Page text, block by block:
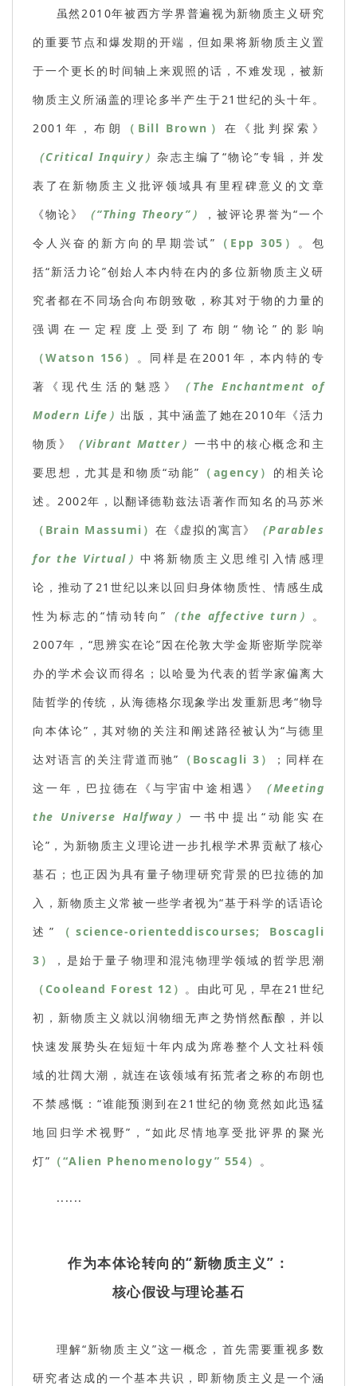
虽然2010年被西方学界普遍视为新物质主义研究
的重要节点和爆发期的开端，但如果将新物质主义置
于一个更长的时间轴上来观照的话，不难发现，被新
物质主义所涵盖的理论多半产生于21世纪的头十年。
2001年，布朗
（Bill Brown） 在《批判探索》
（Critical Inquiry）杂志主编了“物论”专辑，并发
表了在新物质主义批评领域具有里程碑意义的文章
《物论》
（“Thing Theory”）
，被评论界誉为“一个
令人兴奋的新方向的早期尝试” （Epp 305） 。包
括“新活力论”创始人本内特在内的多位新物质主义研
究者都在不同场合向布朗致敬，称其对于物的力量的
强调在一定程度上受到了布朗“物论”的影响
（Watson 156） 。同样是在2001年，本内特的专
著《现代生活的魅惑》
（The Enchantment of
Modern Life） 出版，其中涵盖了她在2010年《活力
物质》
（Vibrant Matter） 一书中的核心概念和主
要思想，尤其是和物质“动能” （agency） 的相关论
述。2002年，以翻译德勒兹法语著作而知名的马苏米
（Brain Massumi） 在《虚拟的寓言》
（Parables
for the Virtual）中将新物质主义思维引入情感理
论，推动了21世纪以来以回归身体物质性、情感生成
性为标志的“情动转向” （the affective turn） 。
2007年，“思辨实在论”因在伦敦大学金斯密斯学院举
办的学术会议而得名；以哈曼为代表的哲学家偏离大
陆哲学的传统，从海德格尔现象学出发重新思考“物导
向本体论”，其对物的关注和阐述路径被认为“与德里
达对语言的关注背道而驰”
（Boscagli 3）
；同样在
这一年，巴拉德在《与宇宙中途相遇》
（Meeting
the Universe Halfway） 一书中提出“动能实在
论”，为新物质主义理论进一步扎根学术界贡献了核心
基石；也正因为具有量子物理研究背景的巴拉德的加
入，新物质主义常被一些学者视为“基于科学的话语论
述” （science-orienteddiscourses; Boscagli
3）
，是始于量子物理和混沌物理学领域的哲学思潮
（Cooleand Forest 12） 。由此可见，早在21世纪
初，新物质主义就以润物细无声之势悄然酝酿，并以
快速发展势头在短短十年内成为席卷整个人文社科领
域的壮阔大潮，就连在该领域有拓荒者之称的布朗也
不禁感慨：“谁能预测到在21世纪的物竟然如此迅猛
地回归学术视野”，“如此尽情地享受批评界的聚光
灯” （“Alien Phenomenology” 554） 。
......
作为本体论转向的“新物质主义”：
核心假设与理论基石
理解“新物质主义”这一概念，首先需要重视多数
研究者达成的一个基本共识，即新物质主义是一个涵